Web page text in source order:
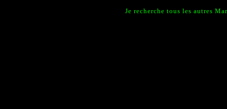
Je recherche tous les autres